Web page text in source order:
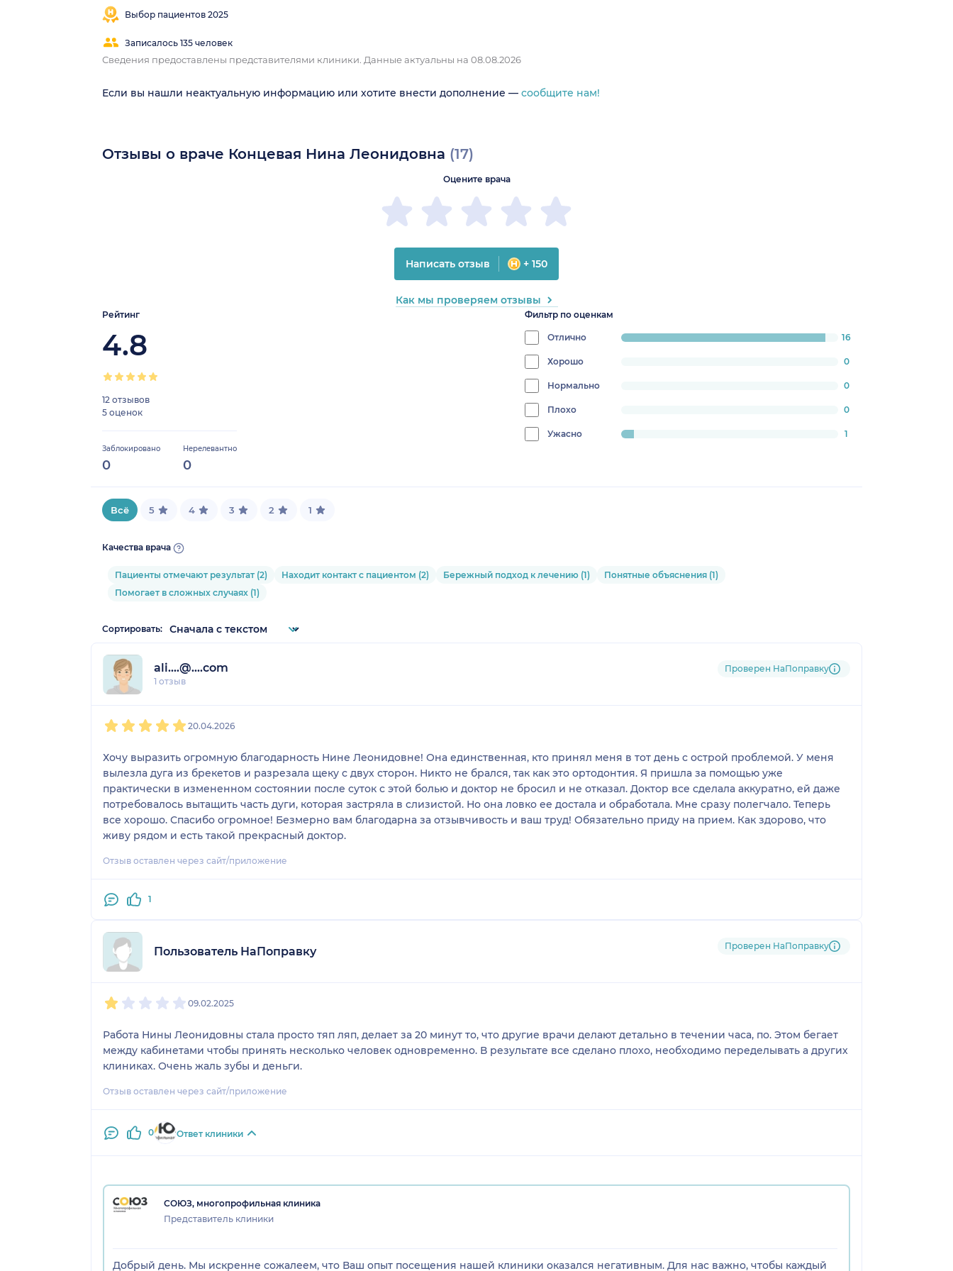
Выбор пациентов 2025
Записалось 135 человек
Сведения предоставлены представителями клиники. Данные актуальны на 08.08.2026
Если вы нашли неактуальную информацию или хотите внести дополнение — сообщите нам!
Отзывы о враче Концевая Нина Леонидовна (17)
Рейтинг
4.8
12 отзывов
5 оценок
Заблокировано
0
Нерелевантно
0
Фильтр по оценкам
Отлично
progress:
16
Хорошо 0
Нормально 0
Плохо 0
Ужасно 1
Оцените врача
Написать отзыв + 150
Как мы проверяем отзывы
Всё 5 4 3 2 1
Качества врача
Пациенты отмечают результат (2) Находит контакт с пациентом (2) Бережный подход к лечению (1)
Понятные объяснения (1)
Помогает в сложных случаях (1)
Сортировать:
ali....@....com
1 отзыв
Проверен НаПоправку
20.04.2026
Хочу выразить огромную благодарность Нине Леонидовне! Она единственная, кто принял меня в тот день с острой проблемой. У меня
вылезла дуга из брекетов и разрезала щеку с двух сторон. Никто не брался, так как это ортодонтия. Я пришла за помощью уже
практически в измененном состоянии после суток с этой болью и доктор не бросил и не отказал. Доктор все сделала аккуратно, ей даже
потребовалось вытащить часть дуги, которая застряла в слизистой. Но она ловко ее достала и обработала. Мне сразу полегчало. Теперь
все хорошо. Спасибо огромное! Безмерно вам благодарна за отзывчивость и ваш труд! Обязательно приду на прием. Как здорово, что
живу рядом и есть такой прекрасный доктор.
Отзыв оставлен через сайт/приложение
1
Пользователь НаПоправку Проверен НаПоправку
09.02.2025
Работа Нины Леонидовны стала просто тяп ляп, делает за 20 минут то, что другие врачи делают детально в течении часа, по. Этом бегает
между кабинетами чтобы принять несколько человек одновременно. В результате все сделано плохо, необходимо переделывать а других
клиниках. Очень жаль зубы и деньги.
Отзыв оставлен через сайт/приложение
0 Ответ клиники
СОЮЗ, многопрофильная клиника
Представитель клиники
Добрый день. Мы искренне сожалеем, что Ваш опыт посещения нашей клиники оказался негативным. Для нас важно, чтобы каждый